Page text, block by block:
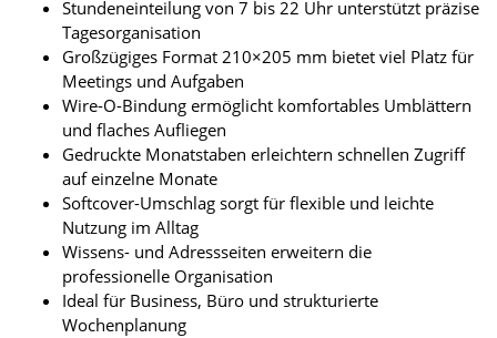
Stundeneinteilung von 7 bis 22 Uhr unterstützt präzise
Tagesorganisation
Großzügiges Format 210×205 mm bietet viel Platz für
Meetings und Aufgaben
Wire-O-Bindung ermöglicht komfortables Umblättern
und flaches Aufliegen
Gedruckte Monatstaben erleichtern schnellen Zugriff
auf einzelne Monate
Softcover-Umschlag sorgt für flexible und leichte
Nutzung im Alltag
Wissens- und Adressseiten erweitern die
professionelle Organisation
Ideal für Business, Büro und strukturierte
Wochenplanung